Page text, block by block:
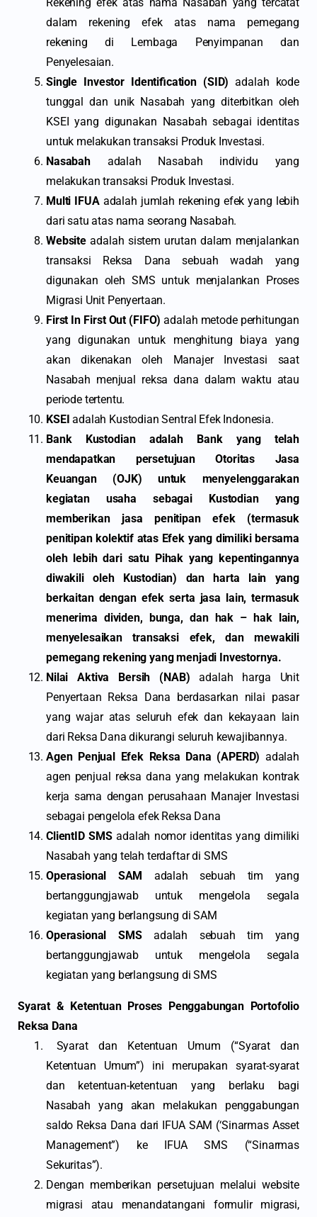
Rekening efek atas nama Nasabah yang tercatat
dalam rekening efek atas nama pemegang
rekening di Lembaga Penyimpanan dan
Penyelesaian.
Single Investor Identification (SID) adalah kode
tunggal dan unik Nasabah yang diterbitkan oleh
KSEI yang digunakan Nasabah sebagai identitas
untuk melakukan transaksi Produk Investasi.
Nasabahadalah Nasabah individu yang
melakukan transaksi Produk Investasi.
Multi IFUAadalah jumlah rekening efek yang lebih
dari satu atas nama seorang Nasabah.
Websiteadalah sistem urutan dalam menjalankan
transaksi Reksa Dana sebuah wadah yang
digunakan oleh SMS untuk menjalankan Proses
Migrasi Unit Penyertaan.
First In First Out (FIFO) adalah metode perhitungan
yang digunakan untuk menghitung biaya yang
akan dikenakan oleh Manajer Investasi saat
Nasabah menjual reksa dana dalam waktu atau
periode tertentu.
KSEI adalah Kustodian Sentral Efek Indonesia.
Bank Kustodian adalah Bank yang telah
mendapatkan persetujuan Otoritas Jasa
Keuangan (OJK) untuk menyelenggarakan
kegiatan usaha sebagai Kustodian yang
memberikan jasa penitipan efek (termasuk
penitipan kolektif atas Efek yang dimiliki bersama
oleh lebih dari satu Pihak yang kepentingannya
diwakili oleh Kustodian) dan harta lain yang
berkaitan dengan efek serta jasa lain, termasuk
menerima dividen, bunga, dan hak – hak lain,
menyelesaikan transaksi efek, dan mewakili
pemegang rekening yang menjadi Investornya.
Nilai Aktiva Bersih (NAB) adalah harga Unit
Penyertaan Reksa Dana berdasarkan nilai pasar
yang wajar atas seluruh efek dan kekayaan lain
dari Reksa Dana dikurangi seluruh kewajibannya.
Agen Penjual Efek Reksa Dana (APERD) adalah
agen penjual reksa dana yang melakukan kontrak
kerja sama dengan perusahaan Manajer Investasi
sebagai pengelola efek Reksa Dana
ClientID SMSadalah nomor identitas yang dimiliki
Nasabah yang telah terdaftar di SMS
Operasional SAM
adalah sebuah tim yang
bertanggungjawab untuk mengelola segala
kegiatan yang berlangsung di SAM
Operasional SMSadalah sebuah tim yang
bertanggungjawab untuk mengelola segala
kegiatan yang berlangsung di SMS
Syarat & Ketentuan Proses Penggabungan Portofolio
Reksa Dana
Syarat dan Ketentuan Umum (“Syarat dan
Ketentuan Umum”) ini merupakan syarat-syarat
dan ketentuan-ketentuan yang berlaku bagi
Nasabah yang akan melakukan penggabungan
saldo Reksa Dana dari IFUA SAM (‘Sinarmas Asset
Management”) ke IFUA SMS (“Sinarmas
Sekuritas”).
Dengan memberikan persetujuan melalui website
migrasi atau menandatangani formulir migrasi,